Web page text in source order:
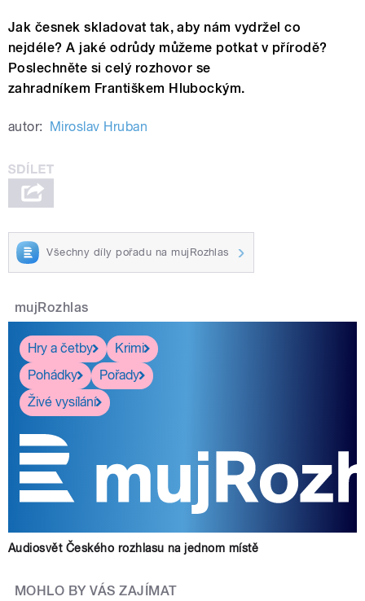
Jak česnek skladovat tak, aby nám vydržel co
nejdéle? A jaké odrůdy můžeme potkat v přírodě?
Poslechněte si celý rozhovor se
zahradníkem Františkem Hlubockým.
autor: Miroslav Hruban
Všechny díly pořadu na mujRozhlas
mujRozhlas
Hry a četby
Krimi
Pohádky
Pořady
Živé vysílání
Audiosvět Českého rozhlasu na jednom místě
MOHLO BY VÁS ZAJÍMAT